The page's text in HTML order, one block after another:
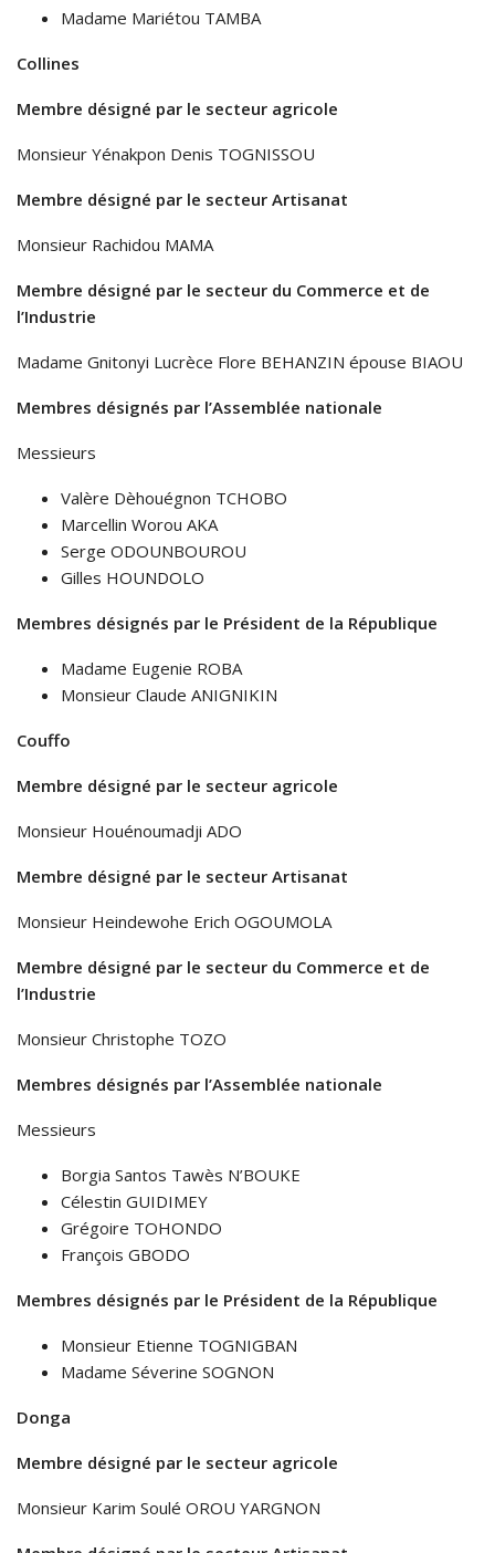
Madame Mariétou TAMBA
Collines
Membre désigné par le secteur agricole
Monsieur Yénakpon Denis TOGNISSOU
Membre désigné par le secteur Artisanat
Monsieur Rachidou MAMA
Membre désigné par le secteur du Commerce et de
l’Industrie
Madame Gnitonyi Lucrèce Flore BEHANZIN épouse BIAOU
Membres désignés par l’Assemblée nationale
Messieurs
Valère Dèhouégnon TCHOBO
Marcellin Worou AKA
Serge ODOUNBOUROU
Gilles HOUNDOLO
Membres désignés par le Président de la République
Madame Eugenie ROBA
Monsieur Claude ANIGNIKIN
Couffo
Membre désigné par le secteur agricole
Monsieur Houénoumadji ADO
Membre désigné par le secteur Artisanat
Monsieur Heindewohe Erich OGOUMOLA
Membre désigné par le secteur du Commerce et de
l’Industrie
Monsieur Christophe TOZO
Membres désignés par l’Assemblée nationale
Messieurs
Borgia Santos Tawès N’BOUKE
Célestin GUIDIMEY
Grégoire TOHONDO
François GBODO
Membres désignés par le Président de la République
Monsieur Etienne TOGNIGBAN
Madame Séverine SOGNON
Donga
Membre désigné par le secteur agricole
Monsieur Karim Soulé OROU YARGNON